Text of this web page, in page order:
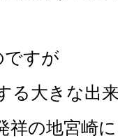
ですが
る大きな出
祥の地宮崎に